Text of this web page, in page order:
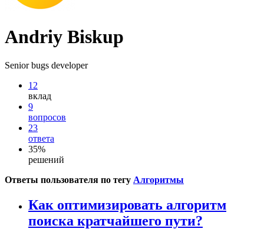
Andriy Biskup
Senior bugs developer
12
вклад
9
вопросов
23
ответа
35%
решений
Ответы пользователя по тегу Алгоритмы
Как оптимизировать алгоритм
поиска кратчайшего пути?